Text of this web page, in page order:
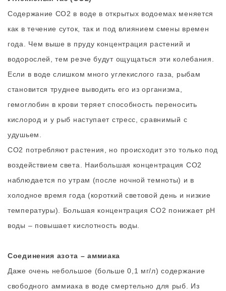
Содержание СО2 в воде в открытых водоемах меняется
как в течение суток, так и под влиянием смены времен
года. Чем выше в пруду концентрация растений и
водорослей, тем резче будут ощущаться эти колебания.
Если в воде слишком много углекислого газа, рыбам
становится труднее выводить его из организма,
гемоглобин в крови теряет способность переносить
кислород и у рыб наступает стресс, сравнимый с
удушьем.
СО2 потребляют растения, но происходит это только под
воздействием света. Наибольшая концентрация СО2
наблюдается по утрам (после ночной темноты) и в
холодное время года (короткий световой день и низкие
температуры). Большая концентрация СО2 понижает pH
воды – повышает кислотность воды.
Соединения азота – аммиака
Даже очень небольшое (больше 0,1 мг/л) содержание
свободного аммиака в воде смертельно для рыб. Из